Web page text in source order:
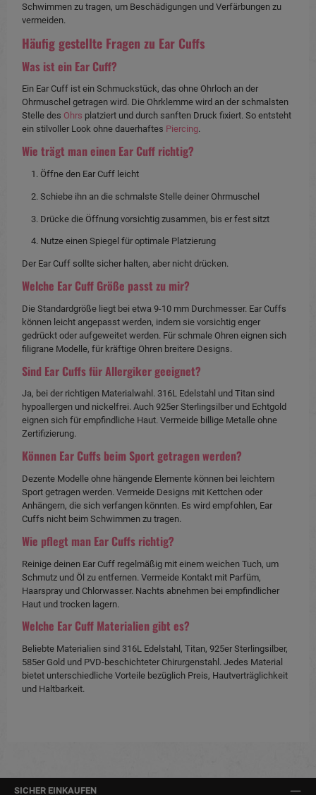
Schwimmen zu tragen, um Beschädigungen und Verfärbungen zu
vermeiden.
Häufig gestellte Fragen zu Ear Cuffs
Was ist ein Ear Cuff?
Ein Ear Cuff ist ein Schmuckstück, das ohne Ohrloch an der
Ohrmuschel getragen wird. Die Ohrklemme wird an der schmalsten
Stelle des Ohrs platziert und durch sanften Druck fixiert. So entsteht
ein stilvoller Look ohne dauerhaftes Piercing.
Wie trägt man einen Ear Cuff richtig?
Öffne den Ear Cuff leicht
Schiebe ihn an die schmalste Stelle deiner Ohrmuschel
Drücke die Öffnung vorsichtig zusammen, bis er fest sitzt
Nutze einen Spiegel für optimale Platzierung
Der Ear Cuff sollte sicher halten, aber nicht drücken.
Welche Ear Cuff Größe passt zu mir?
Die Standardgröße liegt bei etwa 9-10 mm Durchmesser. Ear Cuffs
können leicht angepasst werden, indem sie vorsichtig enger
gedrückt oder aufgeweitet werden. Für schmale Ohren eignen sich
filigrane Modelle, für kräftige Ohren breitere Designs.
Sind Ear Cuffs für Allergiker geeignet?
Ja, bei der richtigen Materialwahl. 316L Edelstahl und Titan sind
hypoallergen und nickelfrei. Auch 925er Sterlingsilber und Echtgold
eignen sich für empfindliche Haut. Vermeide billige Metalle ohne
Zertifizierung.
Können Ear Cuffs beim Sport getragen werden?
Dezente Modelle ohne hängende Elemente können bei leichtem
Sport getragen werden. Vermeide Designs mit Kettchen oder
Anhängern, die sich verfangen könnten. Es wird empfohlen, Ear
Cuffs nicht beim Schwimmen zu tragen.
Wie pflegt man Ear Cuffs richtig?
Reinige deinen Ear Cuff regelmäßig mit einem weichen Tuch, um
Schmutz und Öl zu entfernen. Vermeide Kontakt mit Parfüm,
Haarspray und Chlorwasser. Nachts abnehmen bei empfindlicher
Haut und trocken lagern.
Welche Ear Cuff Materialien gibt es?
Beliebte Materialien sind 316L Edelstahl, Titan, 925er Sterlingsilber,
585er Gold und PVD-beschichteter Chirurgenstahl. Jedes Material
bietet unterschiedliche Vorteile bezüglich Preis, Hautverträglichkeit
und Haltbarkeit.
SICHER EINKAUFEN